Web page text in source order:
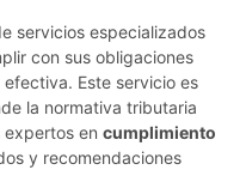
servicios especializados
con sus obligaciones
Este servicio es
la normativa tributaria
en cumplimiento
y recomendaciones